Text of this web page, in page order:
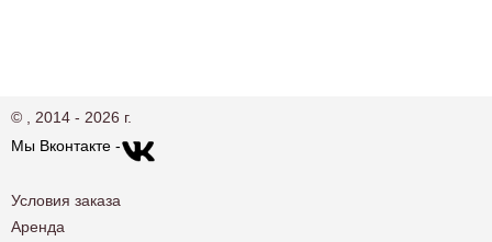
© , 2014 - 2026 г.
Мы Вконтакте -
Условия заказа
Аренда